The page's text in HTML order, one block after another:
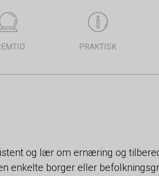
PRAKTISK
og lær om ernæring og
enkelte borger eller